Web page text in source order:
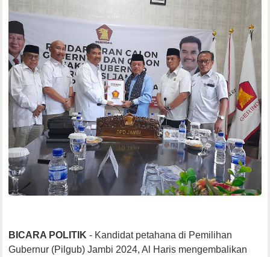
BICARA POLITIK- Kandidat petahana di Pemilihan
Gubernur (Pilgub) Jambi 2024, Al Haris mengembalikan